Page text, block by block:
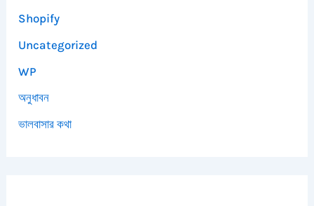
Shopify
Uncategorized
WP
অনুধাবন
ভালবাসার কথা